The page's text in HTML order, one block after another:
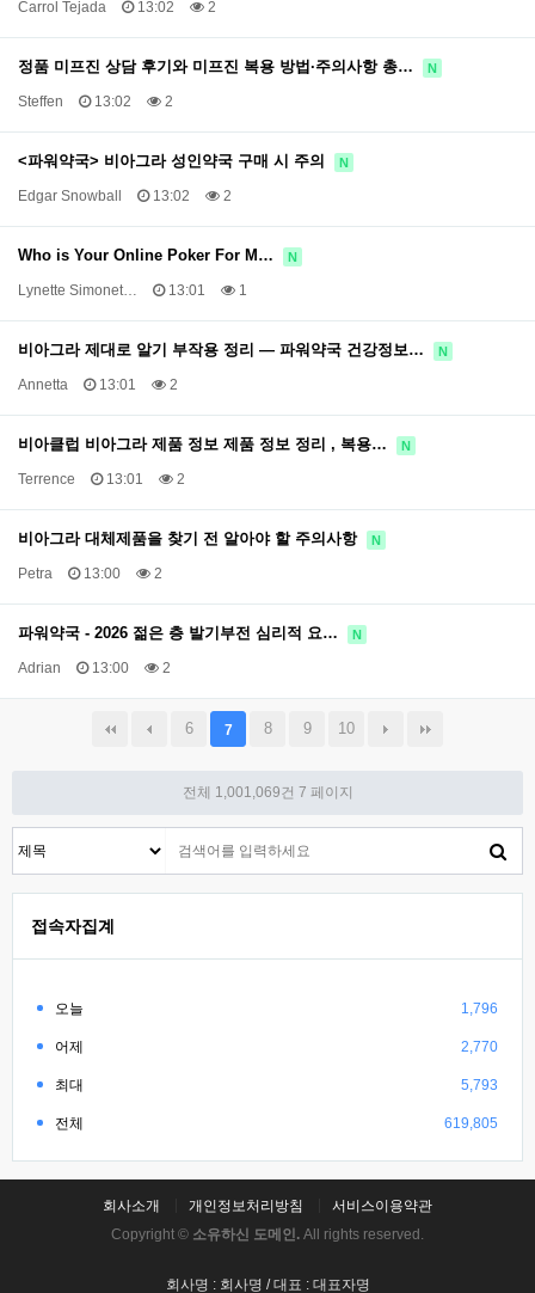
Carrol Tejada 13:02 2
정품 미프진 상담 후기와 미프진 복용 방법·주의사항 총… N
Steffen 13:02 2
<파워약국> 비아그라 성인약국 구매 시 주의 N
Edgar Snowball 13:02 2
Who is Your Online Poker For M… N
Lynette Simonet… 13:01 1
비아그라 제대로 알기 부작용 정리 — 파워약국 건강정보… N
Annetta 13:01 2
비아클럽 비아그라 제품 정보 제품 정보 정리 , 복용… N
Terrence 13:01 2
비아그라 대체제품을 찾기 전 알아야 할 주의사항 N
Petra 13:00 2
파워약국 - 2026 젊은 층 발기부전 심리적 요… N
Adrian 13:00 2
6 7 8 9 10
전체 1,001,069건 7 페이지
접속자집계
오늘 1,796
어제 2,770
최대 5,793
전체 619,805
회사소개 개인정보처리방침
서비스이용약관
Copyright © 소유하신 도메인. All rights reserved.
회사명 : 회사명 / 대표 : 대표자명